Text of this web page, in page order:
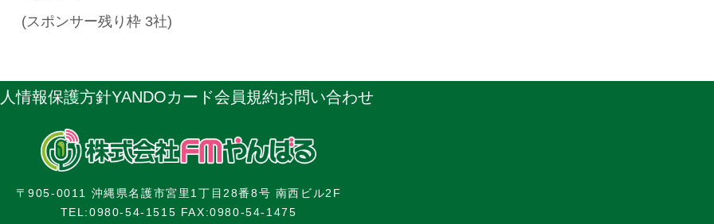
(スポンサー残り枠 3社)
情報保護方針YANDOカード会員規約お問い合わせ
〒905-0011 沖縄県名護市宮里1丁目28番8号 南西ビル2F
TEL:0980-54-1515 FAX:0980-54-1475